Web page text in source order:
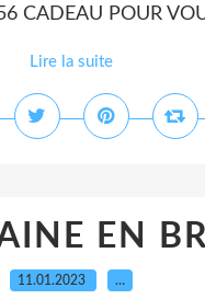
CADEAU POUR
Lire la suite
EN
11.01.2023 …